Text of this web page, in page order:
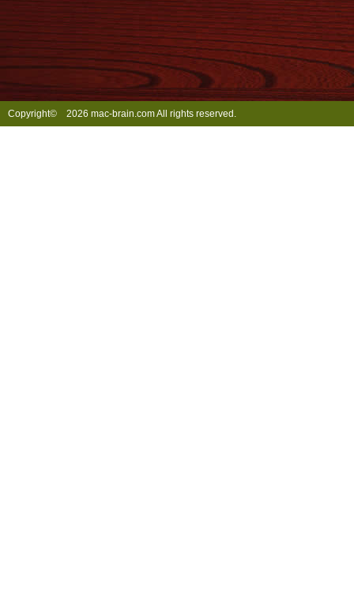
Copyright© 2026 mac-brain.com All rights reserved.